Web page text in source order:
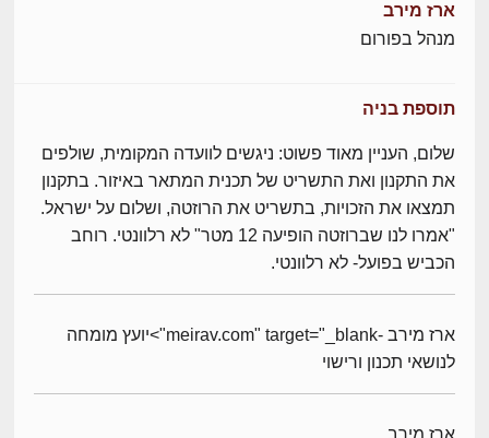
ארז מירב
מנהל בפורום
תוספת בניה
שלום, העניין מאוד פשוט: ניגשים לוועדה המקומית, שולפים
את התקנון ואת התשריט של תכנית המתאר באיזור. בתקנון
תמצאו את הזכויות, בתשריט את הרוזטה, ושלום על ישראל.
"אמרו לנו שברוזטה הופיעה 12 מטר" לא רלוונטי. רוחב
הכביש בפועל- לא רלוונטי.
ארז מירב -meirav.com" target="_blank">יועץ מומחה
לנושאי תכנון ורישוי
ארז מירב